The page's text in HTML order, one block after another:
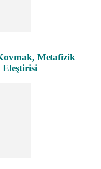
Metafizik
Eleştirisi